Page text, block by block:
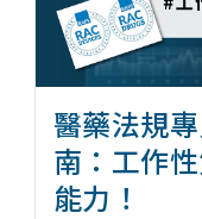
醫藥法規
南：工作
能力！